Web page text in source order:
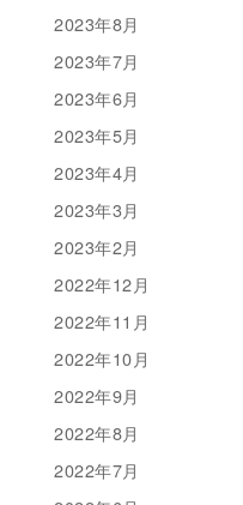
2023年8月
2023年7月
2023年6月
2023年5月
2023年4月
2023年3月
2023年2月
2022年12月
2022年11月
2022年10月
2022年9月
2022年8月
2022年7月